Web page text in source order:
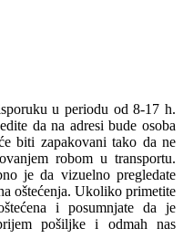
u periodu od 8-17 h.
da na adresi bude osoba
biti zapakovani tako da ne
robom u transportu.
je da vizuelno pregledate
oštećenja. Ukoliko primetite
i posumnjate da je
pošiljke i odmah nas